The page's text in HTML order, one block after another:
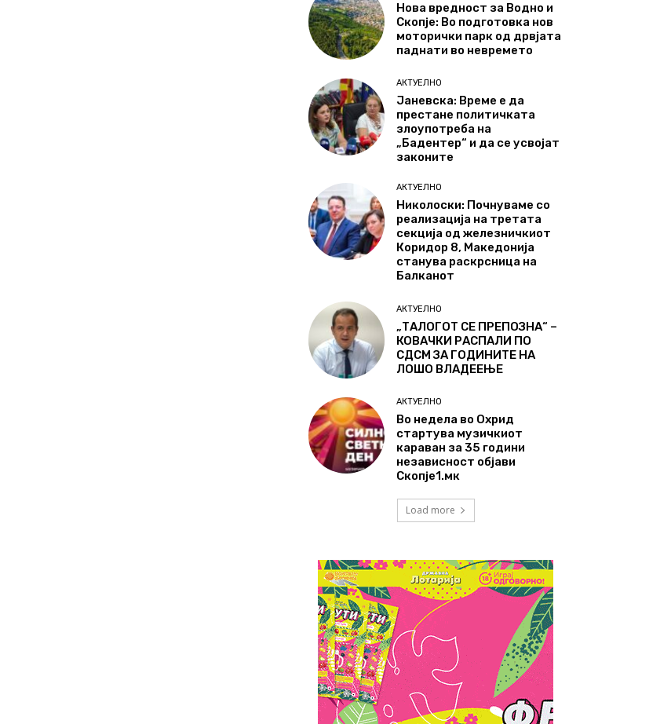
Нова вредност за Водно и
Скопје: Во подготовка нов
моторички парк од дрвјата
паднати во невремето
АКТУЕЛНО
Јаневска: Време е да
престане политичката
злоупотреба на
„Бадентер“ и да се усвојат
законите
АКТУЕЛНО
Николоски: Почнуваме со
реализација на третата
секција од железничкиот
Коридор 8, Македонија
станува раскрсница на
Балканот
АКТУЕЛНО
„ТАЛОГОТ СЕ ПРЕПОЗНА“ –
КОВАЧКИ РАСПАЛИ ПО
СДСМ ЗА ГОДИНИТЕ НА
ЛОШО ВЛАДЕЕЊЕ
АКТУЕЛНО
Во недела во Охрид
стартува музичкиот
караван за 35 години
независност објави
Скопје1.мк
Load more